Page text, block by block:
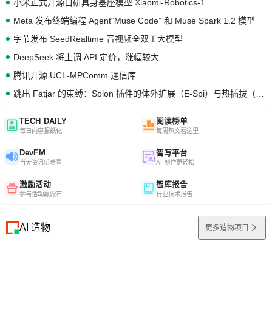
小米正式开源自研具身基座模型 Xiaomi-Robotics-1
Meta 发布终端编程 Agent“Muse Code” 和 Muse Spark 1.2 模型
字节发布 SeedRealtime 音视频全双工大模型
DeepSeek 将上调 API 定价，涨幅较大
腾讯开源 UCL-MPComm 通信库
TECH DAILY
每日内容报纸化
阅读榜单
每周热文看这里
DevFM
当天资讯听着看
智写平台
AI 创作更轻松
激励活动
参与活动赢源石
智库报告
行业技术报告
AI 造物 更多造物项目